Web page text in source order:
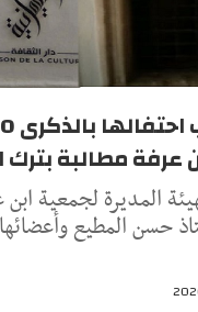
عرفة مطالبة بترك
المديرة لجمعية ابن
حسن المطيع